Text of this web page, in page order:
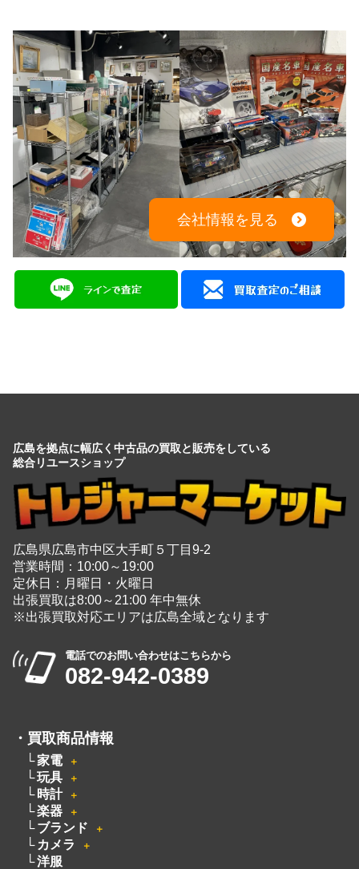
会社情報を見る
広島を拠点に幅広く中古品の買取と販売をしている
総合リユースショップ
広島県広島市中区大手町５丁目9-2
営業時間：10:00～19:00
定休日：月曜日・火曜日
出張買取は8:00～21:00 年中無休
※出張買取対応エリアは広島全域となります
電話でのお問い合わせはこちらから
082-942-0389
・ 買取商品情報
家電 ＋
玩具 ＋
時計 ＋
楽器 ＋
ブランド ＋
カメラ ＋
洋服